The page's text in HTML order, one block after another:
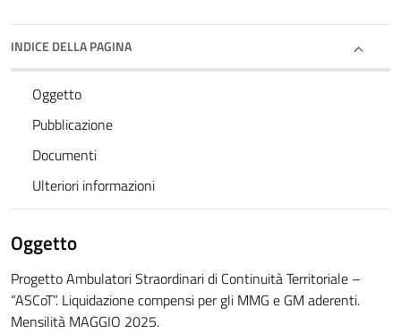
INDICE DELLA PAGINA
Oggetto
Pubblicazione
Documenti
Ulteriori informazioni
Oggetto
Progetto Ambulatori Straordinari di Continuità Territoriale –
“ASCoT”. Liquidazione compensi per gli MMG e GM aderenti.
Mensilità MAGGIO 2025.